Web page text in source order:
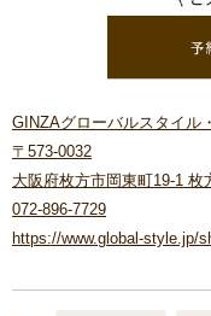
GINZAグローバルスタイル
〒573-0032
大阪府枚方市岡東町19-1 枚
072-896-7729
https://www.global-style.jp/